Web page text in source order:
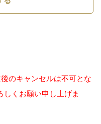
のキャンセルは不可とな
しくお願い申し上げま